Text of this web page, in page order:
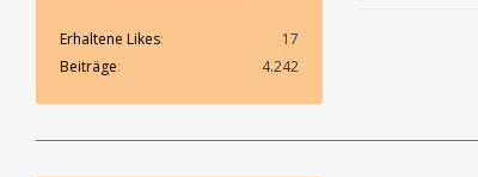
Erhaltene Likes
17
Beiträge
4.242